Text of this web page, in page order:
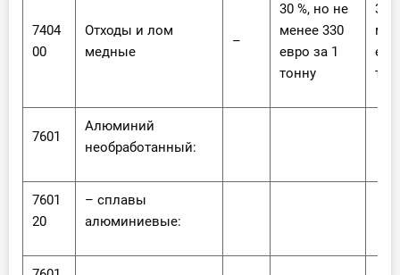
7404
00
Отходы и лом
медные
–
30 %, но не
менее 330
евро за 1
тонну
30
7601
Алюминий
необработанный:
7601
20
– сплавы
алюминиевые: